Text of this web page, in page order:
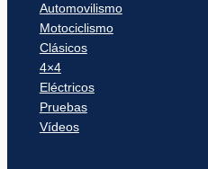
Automovilismo
Motociclismo
Clásicos
4×4
Eléctricos
Pruebas
Vídeos